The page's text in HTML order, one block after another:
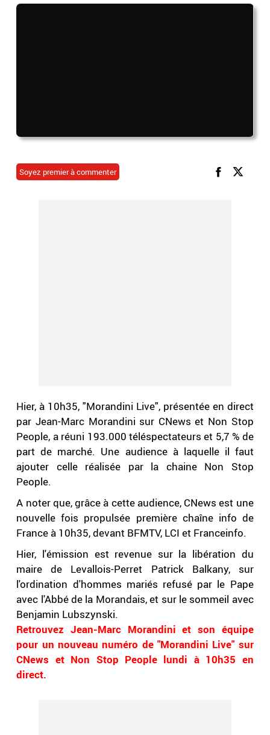
Soyez premier à commenter
Hier, à 10h35, "Morandini Live", présentée en direct
par Jean-Marc Morandini sur CNews et Non Stop
People, a réuni 193.000 téléspectateurs et 5,7 % de
part de marché. Une audience à laquelle il faut
ajouter celle réalisée par la chaine Non Stop
People.
A noter que, grâce à cette audience, CNews est une
nouvelle fois propulsée première chaîne info de
France à 10h35, devant BFMTV, LCI et Franceinfo.
Hier, l'émission est revenue sur la libération du
maire de Levallois-Perret Patrick Balkany, sur
l'ordination d'hommes mariés refusé par le Pape
avec l'Abbé de la Morandais, et sur le sommeil avec
Benjamin Lubszynski.
Retrouvez Jean-Marc Morandini et son équipe
pour un nouveau numéro de "Morandini Live" sur
CNews et Non Stop People lundi à 10h35 en
direct.